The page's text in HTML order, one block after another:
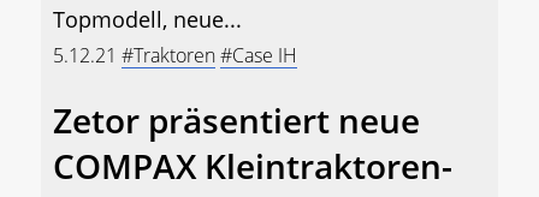
Topmodell, neue...
5.12.21 #Traktoren#Case IH
Zetor präsentiert neue
COMPAX Kleintraktoren-